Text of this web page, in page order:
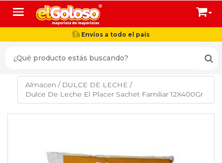
Toggle navigation
Envíos a todo el país
Almacen / DULCE DE LECHE /
Dulce De Leche El Placer Sachet Familiar 12X400Gr